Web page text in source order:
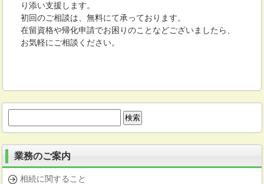
り添い支援します。
初回のご相談は、無料にて承っております。
在留資格や帰化申請でお困りのことなどございましたら、
お気軽にご相談ください。
索:
業務のご案内
相続に関すること